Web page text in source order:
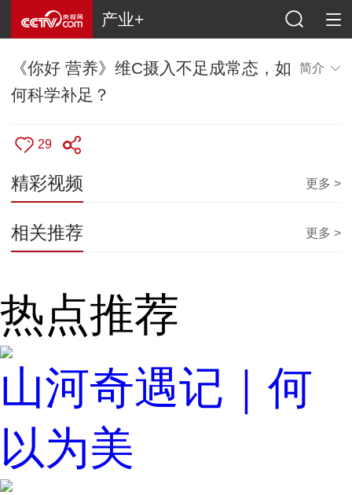
产业+
《你好 营养》维C摄入不足成常态，如
何科学补足？
简介
29
精彩视频 更多 >
相关推荐 更多 >
热点推荐
山河奇遇记｜何
以为美